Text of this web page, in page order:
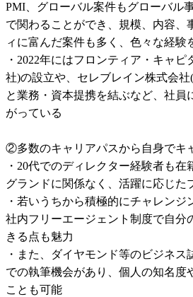
PMI、グローバル案件もグローバル
で関わることができ、規模、内容、
ィに富んだ案件も多く、色々な経験
・2022年にはフロンティア・キャ
社)の設立や、セレブレイン株式会
と業務・資本提携を結ぶなど、社員
がっている
②多数のキャリアパスから自身でキ
・20代でのディレクター経験者も
グランドに関係なく、活躍に応じた
・若いうちから積極的にチャレンジ
社内フリーエージェント制度で自分
きる点も魅力
・また、ダイヤモンド等のビジネス
での執筆機会があり、個人の知名度
ことも可能